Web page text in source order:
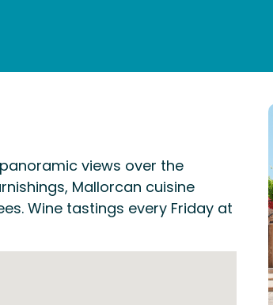
views over the
Mallorcan cuisine
Wine tastings every Friday at